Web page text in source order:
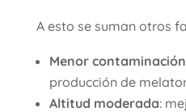
A esto se suman otros
Menor
producción de
Altitud moderada: